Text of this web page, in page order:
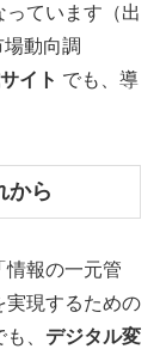
ています（出
動向調
イト でも、導
から
情報の一元管
実現するための
、 デジタル変